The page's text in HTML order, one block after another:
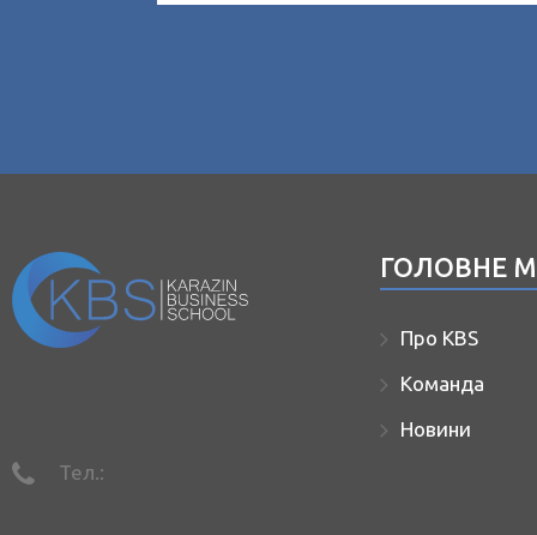
Тел.:
ГОЛОВНЕ
Про KBS
Команда
Новини